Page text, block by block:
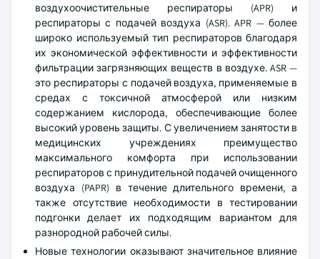
воздухоочистительные респираторы (APR) и
респираторы с подачей воздуха (ASR). APR — более
широко используемый тип респираторов благодаря
их экономической эффективности и эффективности
фильтрации загрязняющих веществ в воздухе. ASR —
это респираторы с подачей воздуха, применяемые в
средах с токсичной атмосферой или низким
содержанием кислорода, обеспечивающие более
высокий уровень защиты. С увеличением занятости в
медицинских учреждениях преимущество
максимального комфорта при использовании
респираторов с принудительной подачей очищенного
воздуха (PAPR) в течение длительного времени, а
также отсутствие необходимости в тестировании
подгонки делает их подходящим вариантом для
разнородной рабочей силы.
Новые технологии оказывают значительное влияние